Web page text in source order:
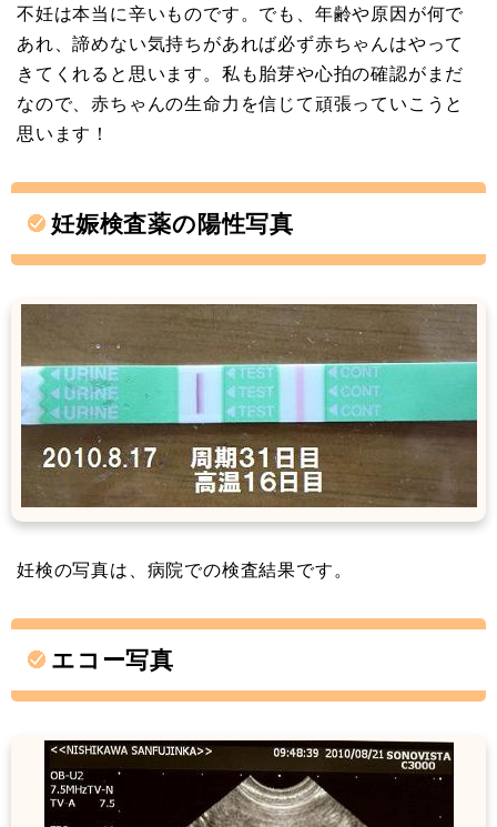
不妊は本当に辛いものです。でも、年齢や原因が何で
あれ、諦めない気持ちがあれば必ず赤ちゃんはやって
きてくれると思います。私も胎芽や心拍の確認がまだ
なので、赤ちゃんの生命力を信じて頑張っていこうと
思います！
妊娠検査薬の陽性写真
妊検の写真は、病院での検査結果です。
エコー写真